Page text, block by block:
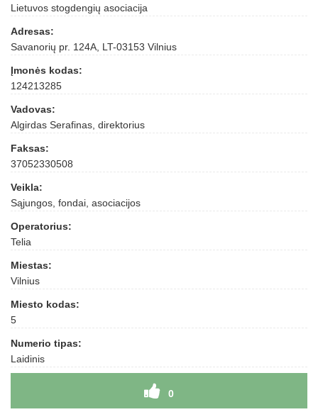
Lietuvos stogdengių asociacija
Adresas:
Savanorių pr. 124A, LT-03153 Vilnius
Įmonės kodas:
124213285
Vadovas:
Algirdas Serafinas, direktorius
Faksas:
37052330508
Veikla:
Sąjungos, fondai, asociacijos
Operatorius:
Telia
Miestas:
Vilnius
Miesto kodas:
5
Numerio tipas:
Laidinis
0